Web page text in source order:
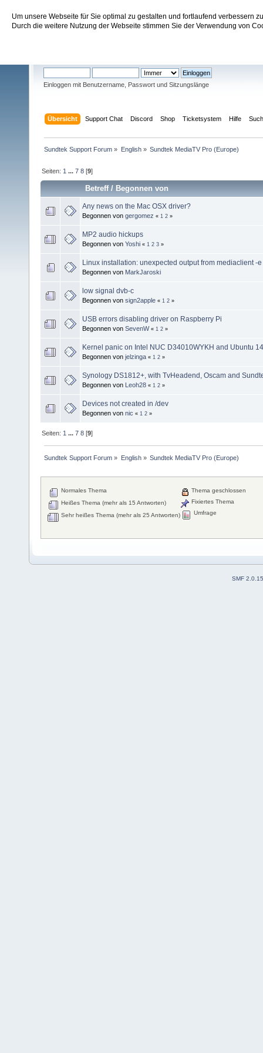
Um unsere Webseite für Sie optimal zu gestalten und fortlaufend verbessern
Durch die weitere Nutzung der Webseite stimmen Sie der Verwendung von
Sundtek Support Forum
Einloggen mit Benutzername, Passwort und Sitzungslänge
Übersicht Support Chat Discord Shop Ticketsystem Hilfe
Sundtek Support Forum » English» Sundtek MediaTV Pro (Europe)
Seiten: 1 ...7 8 [9]
Betreff/Begonnen von
Any news on the Mac OSX driver?
Begonnen von gergomez « 1 2 »
MP2 audio hickups
Begonnen von Yoshi « 1 2 3 »
Linux installation: unexpected output from mediaclient -e
Begonnen von MarkJaroski
low signal dvb-c
Begonnen von sign2apple « 1 2 »
USB errors disabling driver on Raspberry Pi
Begonnen von SevenW « 1 2 »
Kernel panic on Intel NUC D34010WYKH and Ubuntu
Begonnen von jelzinga « 1 2 »
Synology DS1812+, with TvHeadend, Oscam and
Begonnen von Leoh28 « 1 2 »
Devices not created in /dev
Begonnen von nic « 1 2 »
Seiten: 1 ...7 8 [9]
Sundtek Support Forum » English» Sundtek MediaTV Pro (Europe)
Normales Thema
Heißes Thema (mehr als 15 Antworten)
Sehr heißes Thema (mehr als 25 Antworten)
Thema geschlossen
Fixiertes Thema
Umfrage
SMF 2.0.15